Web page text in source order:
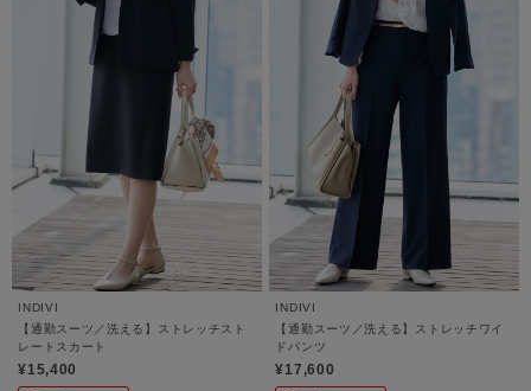
INDIVI
【通勤スーツ／洗える】ストレッチスト
レートスカート
¥15,400
INDIVI
【通勤スーツ／洗える】ストレッチワイ
ドパンツ
¥17,600